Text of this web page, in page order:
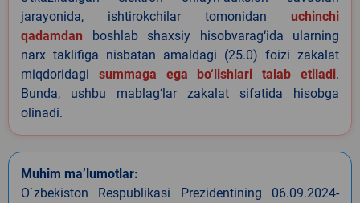
jarayonida, ishtirokchilar tomonidan uchinchi
qadamdan boshlab shaxsiy hisobvarag‘ida ularning
narx taklifiga nisbatan amaldagi (25.0) foizi zakalat
miqdoridagi summaga ega bo‘lishlari talab etiladi.
Bunda, ushbu mablag‘lar zakalat sifatida hisobga
olinadi.
Muhim ma’lumotlar:
O`zbekiston Respublikasi Prezidentining 06.09.2024-